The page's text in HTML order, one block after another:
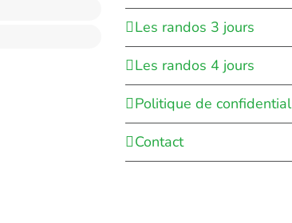
Les randos 3 jours
Les randos 4 jours
Politique de
Contact